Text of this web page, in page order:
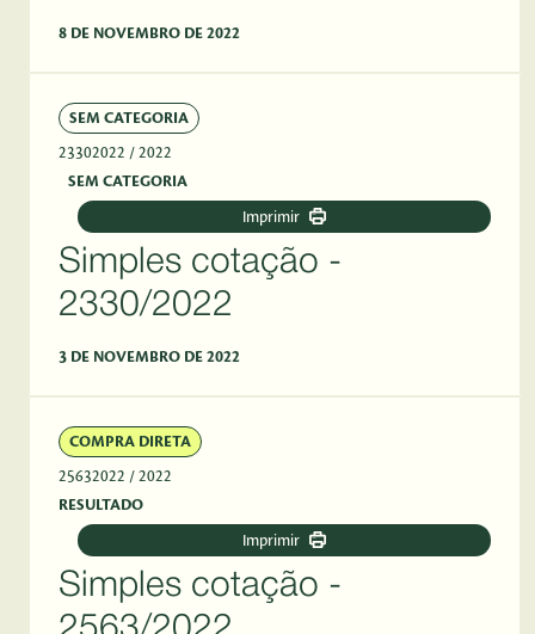
8 DE NOVEMBRO DE 2022
SEM CATEGORIA
23302022 / 2022
SEM CATEGORIA
Imprimir
Simples cotação -
2330/2022
3 DE NOVEMBRO DE 2022
COMPRA DIRETA
25632022 / 2022
RESULTADO
Imprimir
Simples cotação -